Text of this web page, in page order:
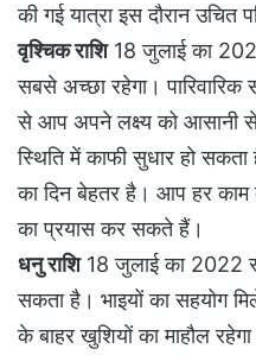
की गई यात्रा इस दौरान उचित
वृश्चिक राशि18 जुलाई का
सबसे अच्छा रहेगा।
से आप अपने लक्ष्य को आसानी
स्थिति में काफी सुधार हो
का दिन बेहतर है। आप हर काम
का प्रयास कर सकते हैं।
धनु राशि18 जुलाई का 2022
सकता है। भाइयों का सहयोग
के बाहर खुशियों का माहौल